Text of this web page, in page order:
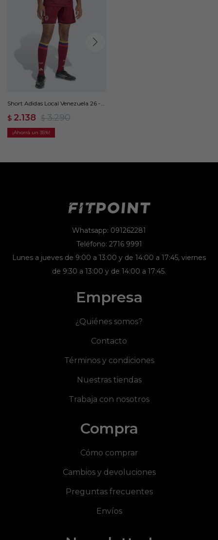
Short Adidas Local Venezuela 26 -
$ 2.138 $ 3.290
35
Whatsapp: 091262281
Teléfono: 2716 9991
Lunes a jueves de 9:00 a 13:00 y de 14:00 a 17:45, viernes
de 9:30 a 13:00 y de 14:00 a 17:45.
Empresa
¿Quiénes somos?
Contacto
Términos y condiciones
Nuestras tiendas
Trabaja con nosotros
Compra
Cómo comprar
Cambios y devoluciones
Preguntas frecuentes
Envíos